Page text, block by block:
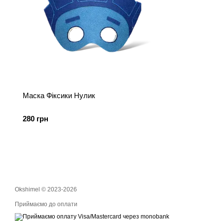
Маска Фіксики Нулик
280 грн
Okshimel © 2023-2026
Приймаємо до оплати